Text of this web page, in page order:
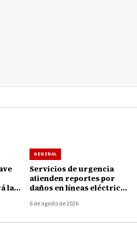
la
GENERAL
Servicios de urgencia
atienden reportes por
daños en líneas eléctricas
Huetamo
6 de agosto de 2026